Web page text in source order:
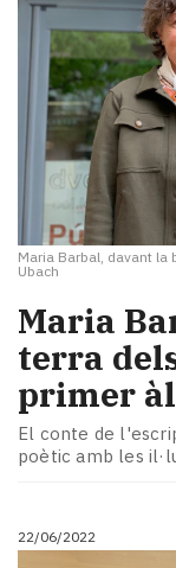
Maria Barbal, davant la
Ubach
Maria
terra
primer
El conte de
poètic amb les
22/06/2022